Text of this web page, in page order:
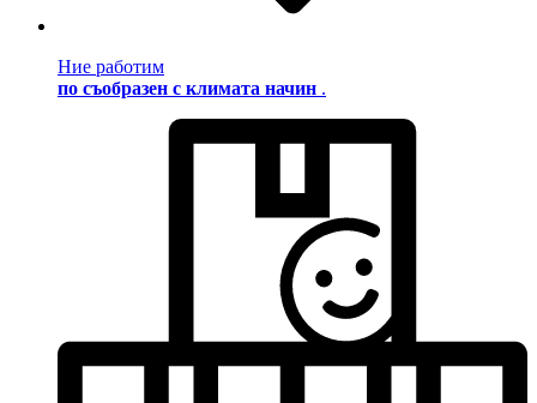
Ние работим
по съобразен с климата начин .